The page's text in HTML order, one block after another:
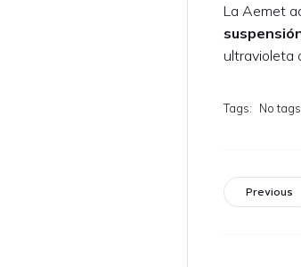
La Aemet
ultravioleta
Tags: No tags
Previous